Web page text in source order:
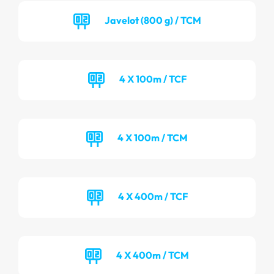
Javelot (800 g) / TCM
4 X 100m / TCF
4 X 100m / TCM
4 X 400m / TCF
4 X 400m / TCM